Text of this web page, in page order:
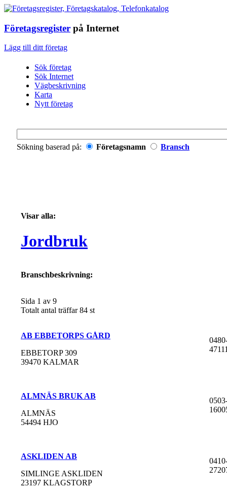
Företagsregister på Internet
Lägg till ditt företag
Sök företag
Sök Internet
Vägbeskrivning
Karta
Nytt företag
Sökning baserad på: Företagsnamn Bransch
Visar alla:
Jordbruk
Branschbeskrivning:
Sida 1 av 9
Totalt antal träffar 84 st
AB EBBETORPS GÅRD
EBBETORP 309
39470 KALMAR
ALMNÄS BRUK AB
ALMNÄS
54494 HJO
ASKLIDEN AB
SIMLINGE ASKLIDEN
23197 KLAGSTORP